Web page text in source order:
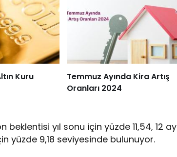
Kuru
Temmuz Ayında Kira Artış
Oranları 2024
yıl sonu için yüzde 11,54, 12 ay
yüzde 9,18 seviyesinde bulunuyor.